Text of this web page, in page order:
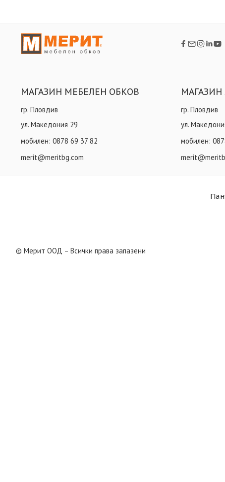
МАГАЗИН МЕБЕЛЕН ОБКОВ
гр. Пловдив
ул. Македония 29
мобилен: 0878 69 37 82
merit@meritbg.com
гр. Пловдив
ул.
мобилен:
© Мерит ООД – Всички права запазени